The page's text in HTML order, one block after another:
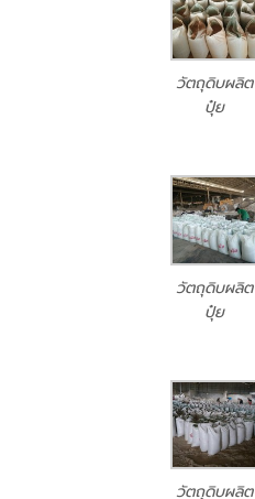
วัตถุดิบผลิต
ปุ๋ย
วัตถุดิบผลิต
ปุ๋ย
วัตถุดิบผลิต